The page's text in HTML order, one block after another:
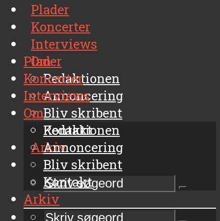
Plader
Koncerter
Interviews
Om
Redaktionen
Annoncering
Bliv skribent
Kontakt
Arkiv
Plader
Koncerter
Interviews
Om
Redaktionen
Annoncering
Bliv skribent
Kontakt
Arkiv